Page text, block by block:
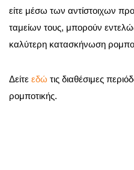
είτε μέσω των αντίστοιχων
ταμείων τους, μπορούν
καλύτερη κατασκήνωση
Δείτε εδώ τις διαθέσιμες
ρομποτικής.